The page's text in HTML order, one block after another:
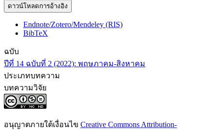
ดาวน์โหลดการอ้างอิง
Endnote/Zotero/Mendeley (RIS)
BibTeX
ฉบับ
ปีที่ 14 ฉบับที่ 2 (2022): พฤษภาคม-สิงหาคม
ประเภทบทความ
บทความวิจัย
อนุญาตภายใต้เงื่อนไข Creative Commons Attribution-